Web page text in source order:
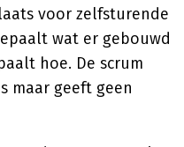
voor zelfsturende
wat er gebouwd
hoe. De scrum
maar geeft geen